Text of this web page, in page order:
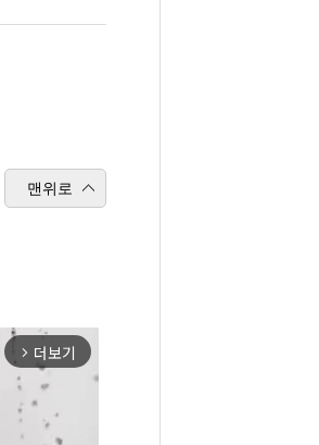
맨위로
arrow_forward_ios 더보기